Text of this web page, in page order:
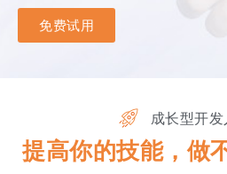
免费试用
成长型开
提高你的技能，做